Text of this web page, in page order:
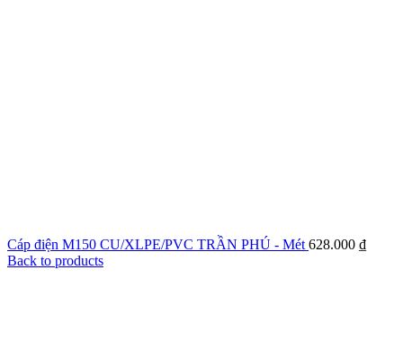
Cáp điện M150 CU/XLPE/PVC TRẦN PHÚ - Mét 628.000 ₫
Back to products